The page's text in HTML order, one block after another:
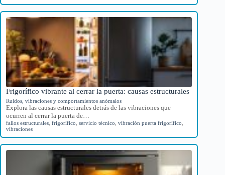
Frigorífico vibrante al cerrar la puerta: causas estructurales
Ruidos, vibraciones y comportamientos anómalos
Explora las causas estructurales detrás de las vibraciones que
ocurren al cerrar la puerta de…
fallos estructurales frigorífico servicio técnico vibración puerta frigorífico
vibraciones